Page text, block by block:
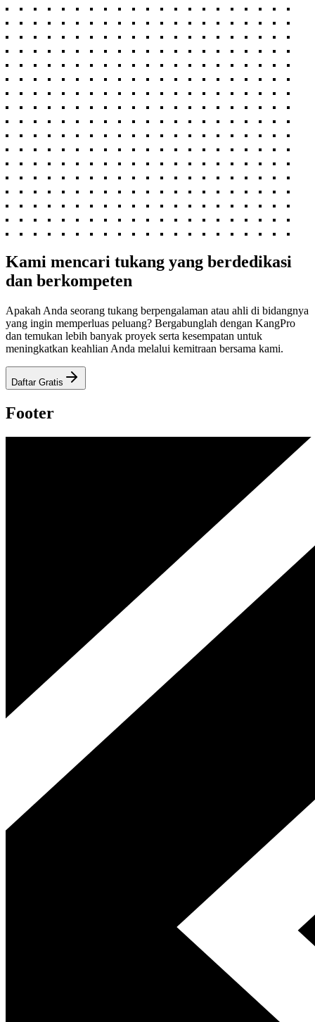
Kami mencari tukang yang berdedikasi
dan berkompeten
Apakah Anda seorang tukang berpengalaman atau ahli di bidangnya
yang ingin memperluas peluang? Bergabunglah dengan KangPro
dan temukan lebih banyak proyek serta kesempatan untuk
meningkatkan keahlian Anda melalui kemitraan bersama kami.
Daftar Gratis
Footer